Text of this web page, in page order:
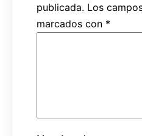
publicada. Los
marcados con *